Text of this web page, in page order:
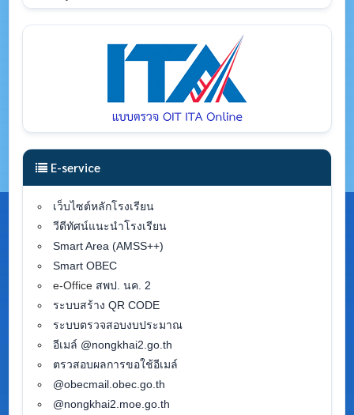
E-service
เว็บไซต์หลักโรงเรียน
วีดีทัศน์แนะนำโรงเรียน
Smart Area (AMSS++)
Smart OBEC
e-Office สพป. นค. 2
ระบบสร้าง QR CODE
ระบบตรวจสอบงบประมาณ
อีเมล์ @nongkhai2.go.th
ตรวสอบผลการขอใช้อีเมล์
@obecmail.obec.go.th
@nongkhai2.moe.go.th